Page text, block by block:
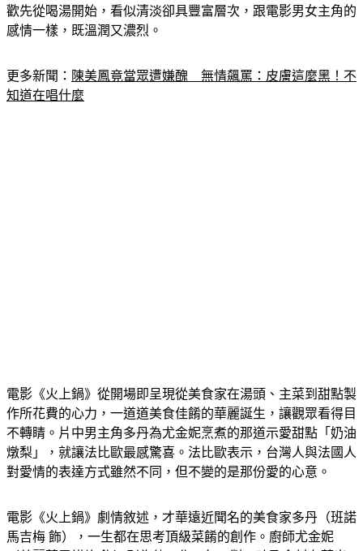
感情一樣，既溫潤又濃烈。
知道在唱什麼
作所花費的心力，一道道美食佳餚的華麗誕生，讓觀眾看得目
不轉睛。片中男主角多丹為尤金妮烹煮的那道示愛甜點「奶油
燉梨」，就讓法比歐最感驚喜。法比歐表示，台灣人與法國人
對愛情的表達方式雖然不同，但不變的是那份愛的心意。
馬吉梅 飾），一生都在思考頂級菜餚的創作。廚師尤金妮
（茱麗葉畢諾許 飾）則為他工作20年，對口味及食材有著出